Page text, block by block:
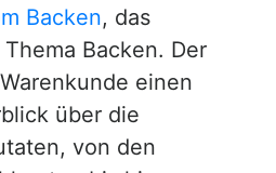
Backen, das
Backen. Der
einen
über die
von den